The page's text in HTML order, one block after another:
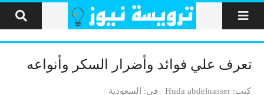
التخطي إلى المحتوى
تعرف علي فوائد وأضرار السكر وأنواعه
كتب Huda abdelnasser في السعودية